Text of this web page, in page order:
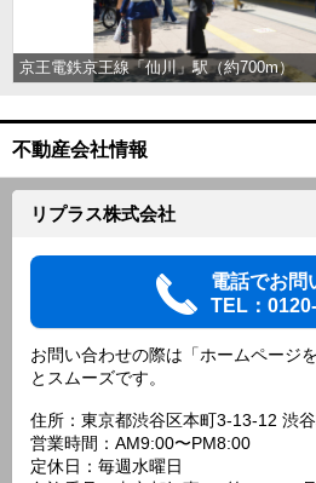
京王電鉄京王線「仙川」駅（約700m）
不動産会社情報
リプラス株式会社
電話でお問
TEL：
お問い合わせの際は「ホームページ
とスムーズです。
住所：東京都渋谷区本町3-13-12 渋
営業時間：AM9:00〜PM8:00
定休日：毎週水曜日